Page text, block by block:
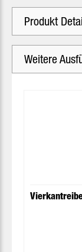
Produkt
Weitere